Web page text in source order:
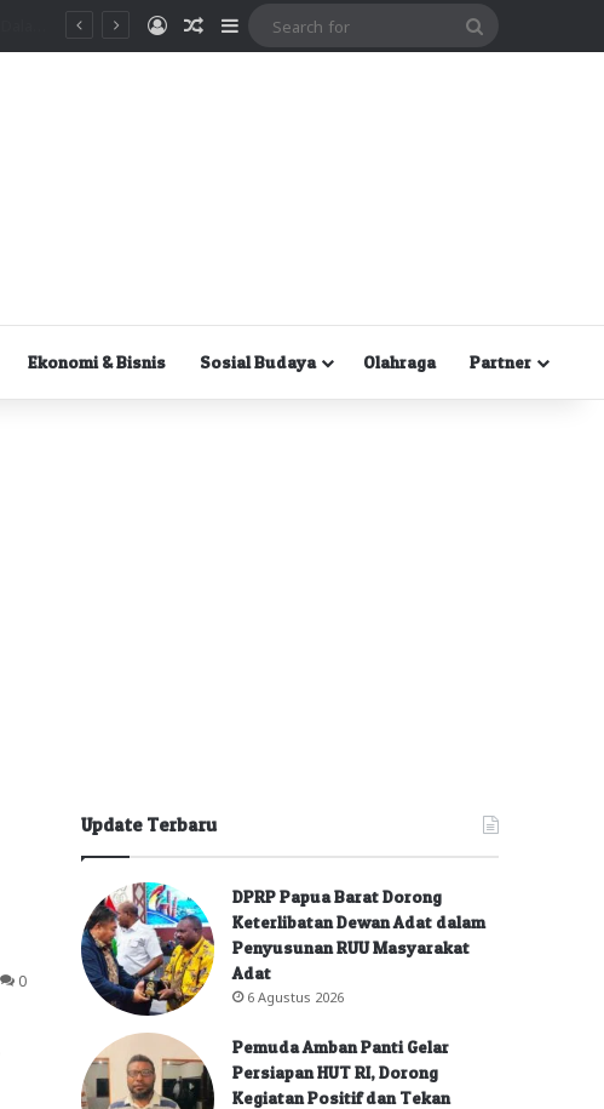
MasukRandom Article
Sidebar
Ekonomi & Bisnis Sosial Budaya Olahraga Partner
0
Update Terbaru
DPRP Papua Barat Dorong
Keterlibatan Dewan Adat dalam
Penyusunan RUU Masyarakat
Adat
6 Agustus 2026
Pemuda Amban Panti Gelar
Persiapan HUT RI, Dorong
Kegiatan Positif dan Tekan